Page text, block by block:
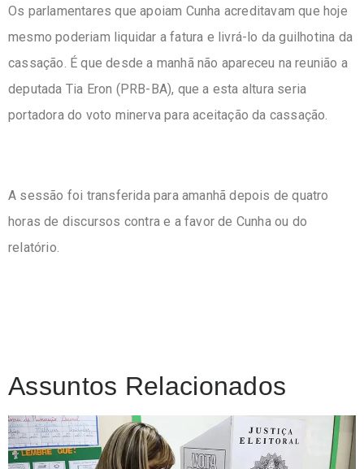
Os parlamentares que apoiam Cunha acreditavam que hoje
mesmo poderiam liquidar a fatura e livrá-lo da guilhotina da
cassação. É que desde a manhã não apareceu na reunião a
deputada Tia Eron (PRB-BA), que a esta altura seria
portadora do voto minerva para aceitação da cassação.
A sessão foi transferida para amanhã depois de quatro
horas de discursos contra e a favor de Cunha ou do
relatório.
Assuntos Relacionados